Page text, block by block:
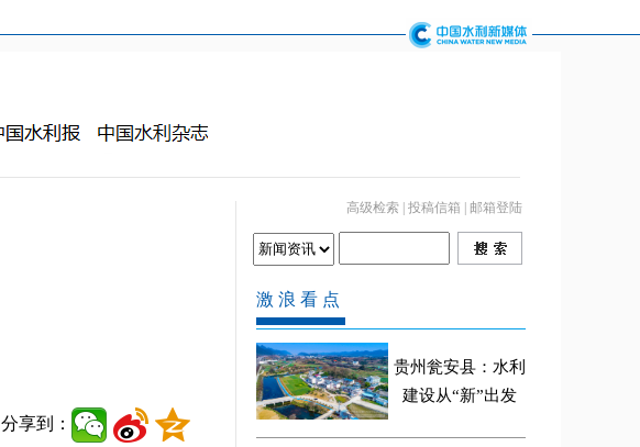
高级检索 投稿信箱 邮箱登陆
分享到：